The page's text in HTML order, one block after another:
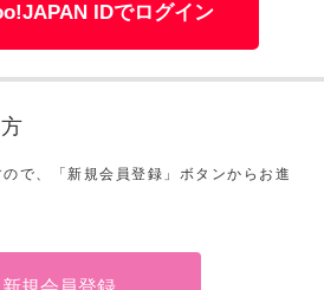
IDでログイン
で、「新規会員登録」ボタンからお進